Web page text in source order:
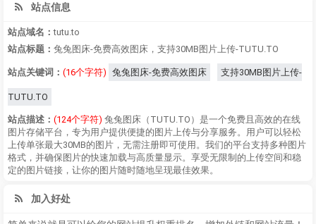
站点信息
站点域名：tutu.to
站点标题： 兔兔图床-免费高效图床，支持30MB图片上传-TUTU.TO
站点关键词： (16个字符) 兔兔图床-免费高效图床 支持30MB图片上传-
TUTU.TO
站点描述： (124个字符) 兔兔图床（TUTU.TO）是一个免费且高效的在线
图片存储平台，专为用户提供便捷的图片上传与分享服务。用户可以轻松
上传单张最大30MB的图片，无需注册即可使用。我们的平台支持多种图片
格式，并确保图片的快速加载与高质量显示。享受无限制的上传空间和稳
定的图片链接，让你的图片随时随地呈现最佳效果。
加入好处